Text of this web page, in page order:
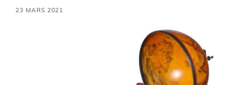
23 MARS 2021